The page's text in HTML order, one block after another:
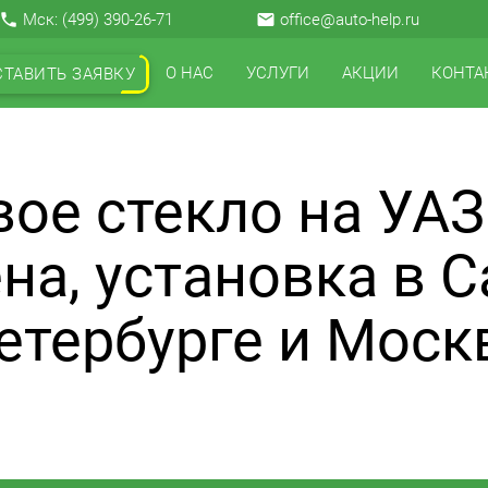
local_phone Мск: (499) 390-26-71 email office@auto-help.ru
ЗАЯВКУ О НАС УСЛУГИ АКЦИИ
стекло на
установка в
и